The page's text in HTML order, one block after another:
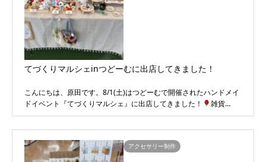
てづくりマルシェinつどーむに出店してきました！
こんにちは、原田です。8/1(土)はつどーむで開催されたハンドメイ
ドイベント『てづくりマルシェ』に出店してきました！
雑貨…
アクセサリー制作